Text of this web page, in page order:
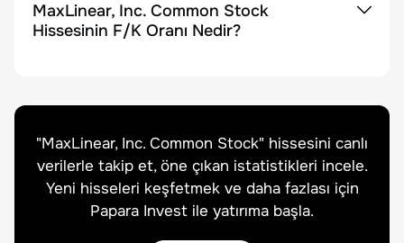
MaxLinear, Inc. Common Stock
Hissesinin F/K Oranı Nedir?
"MaxLinear, Inc. Common Stock" hissesini canlı
verilerle takip et, öne çıkan istatistikleri incele.
Yeni hisseleri keşfetmek ve daha fazlası için
Papara Invest ile yatırıma başla.